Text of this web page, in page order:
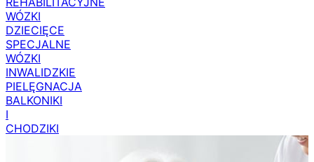
WÓZKI
DZIECIĘCE
SPECJALNE
WÓZKI
INWALIDZKIE
PIELĘGNACJA
BALKONIKI
I
CHODZIKI